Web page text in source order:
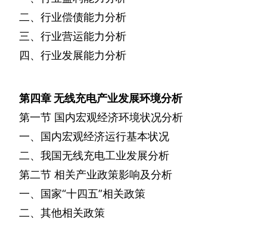
二、行业偿债能力分析
三、行业营运能力分析
四、行业发展能力分析
第四章无线充电产业发展环境分析
第一节 国内宏观经济环境状况分析
一、国内宏观经济运行基本状况
二、我国无线充电工业发展分析
第二节 相关产业政策影响及分析
一、国家“十四五”相关政策
二、其他相关政策